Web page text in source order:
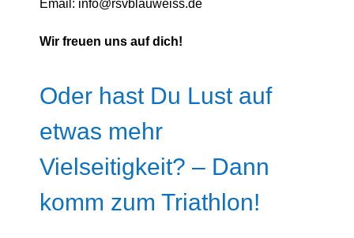
Email: info@rsvblauweiss.de
Wir freuen uns auf dich!
Oder hast Du Lust auf
etwas mehr
Vielseitigkeit? – Dann
komm zum Triathlon!